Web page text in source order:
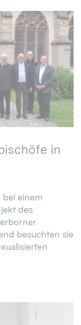
in
einem
des
besuchten sie